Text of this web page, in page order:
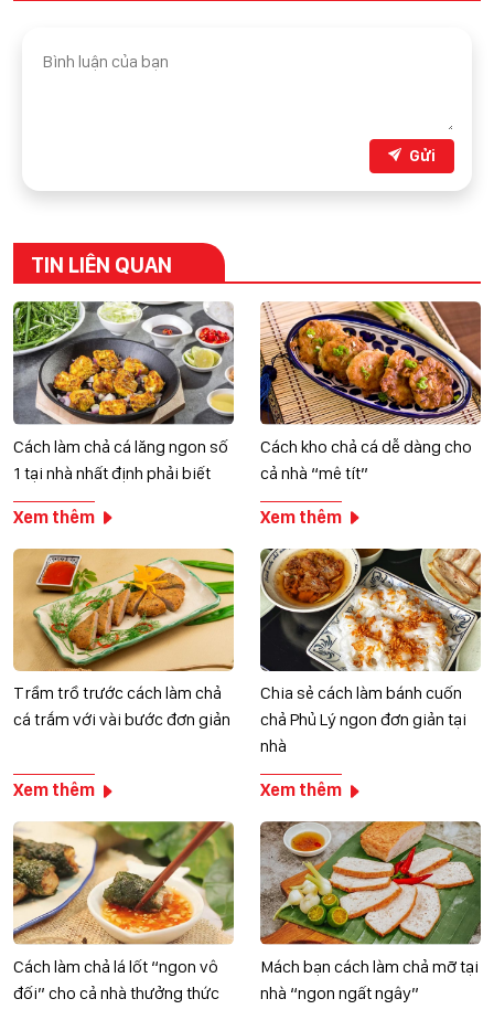
Gửi
TIN LIÊN QUAN
Cách làm chả cá lăng ngon số
1 tại nhà nhất định phải biết
Xem thêm
Cách kho chả cá dễ dàng cho
cả nhà “mê tít”
Xem thêm
Trầm trồ trước cách làm chả
cá trắm với vài bước đơn giản
Xem thêm
Chia sẻ cách làm bánh cuốn
chả Phủ Lý ngon đơn giản tại
nhà
Xem thêm
Cách làm chả lá lốt “ngon vô
đối” cho cả nhà thưởng thức
Mách bạn cách làm chả mỡ tại
nhà “ngon ngất ngây”